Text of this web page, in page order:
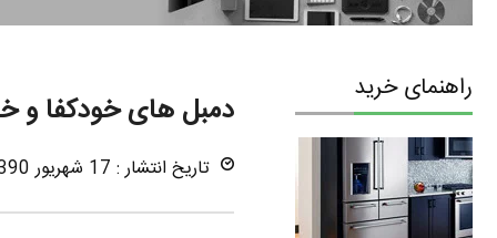
راهنمای خرید
دمبل های خودکفا و
تاریخ انتشار : 17 شهریور 1390